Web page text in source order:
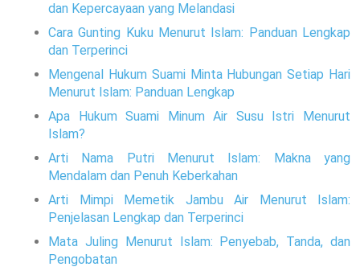
dan Kepercayaan yang Melandasi
Cara Gunting Kuku Menurut Islam: Panduan Lengkap
dan Terperinci
Mengenal Hukum Suami Minta Hubungan Setiap Hari
Menurut Islam: Panduan Lengkap
Apa Hukum Suami Minum Air Susu Istri Menurut
Islam?
Arti Nama Putri Menurut Islam: Makna yang
Mendalam dan Penuh Keberkahan
Arti Mimpi Memetik Jambu Air Menurut Islam:
Penjelasan Lengkap dan Terperinci
Mata Juling Menurut Islam: Penyebab, Tanda, dan
Pengobatan